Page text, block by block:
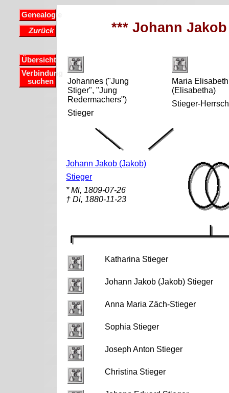
Genealogie
Zurück
Übersicht
Verbindung
suchen
*** Johann
Johannes ("Jung
Stiger", "Jung
Redermachers")
Stieger
Maria Elisabeth
(Elisabetha)
Stieger-
Johann Jakob (Jakob)
Stieger
* Mi, 1809-07-26
† Di, 1880-11-23
Katharina Stieger
Johann Jakob (Jakob) Stieger
Anna Maria Zäch-Stieger
Sophia Stieger
Joseph Anton Stieger
Christina Stieger